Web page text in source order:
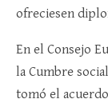
ofreciesen
En el Consejo
la Cumbre
tomó el